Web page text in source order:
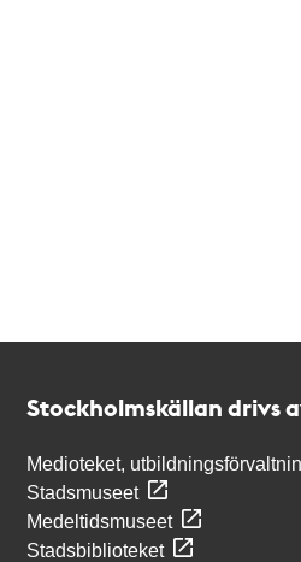
Stockholmskällan drivs
Medioteket,
Stadsmuseet
Medeltidsmuseet
Stadsbiblioteket